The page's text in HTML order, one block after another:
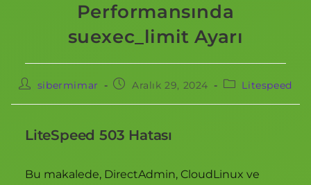
Performansında
suexec_limit Ayarı
sibermimar Aralık 29, 2024 Litespeed
LiteSpeed 503 Hatası
Bu makalede, DirectAdmin, CloudLinux ve